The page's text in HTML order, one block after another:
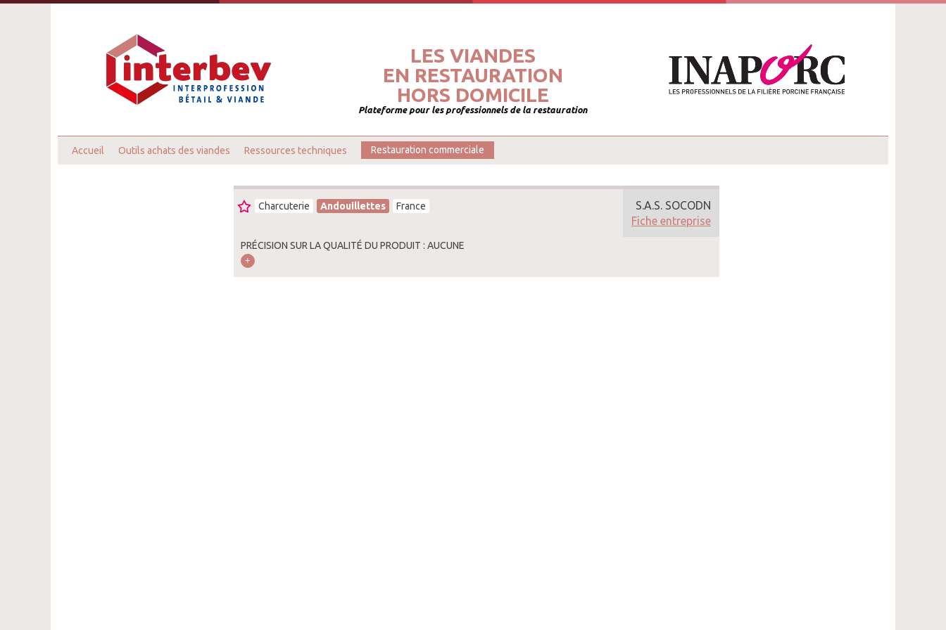
LES VIANDES
EN RESTAURATION
HORS DOMICILE
Plateforme pour les professionnels de la restauration
Accueil Outils achats des viandes Ressources techniques Restauration commerciale
Charcuterie Andouillettes France
PRÉCISION SUR LA QUALITÉ DU PRODUIT : AUCUNE
S.A.S. SOCODN
Fiche entreprise